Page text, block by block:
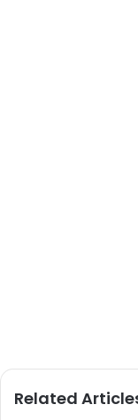
Related